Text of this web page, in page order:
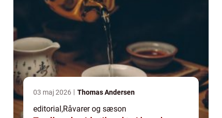
03 maj 2026 Thomas Andersen
editorial,Råvarer og sæson